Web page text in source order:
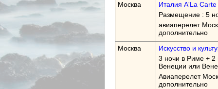
Москва
Италия A'La
Размещение : 5
авиаперелет
дополнительно
Москва
Искусство и
3 ночи в Риме + 2
Венеции или
Авиаперелет
дополнительно